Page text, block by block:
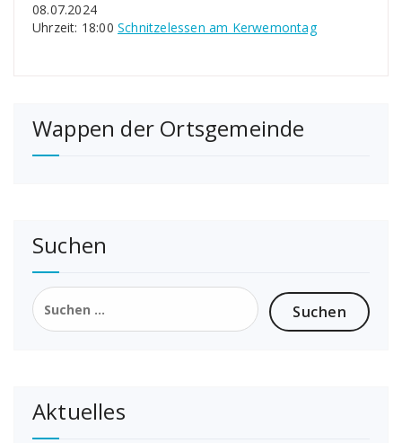
08.07.2024
Uhrzeit: 18:00 Schnitzelessen am Kerwemontag
Wappen der Ortsgemeinde
Suchen
Suchen
nach:
Aktuelles